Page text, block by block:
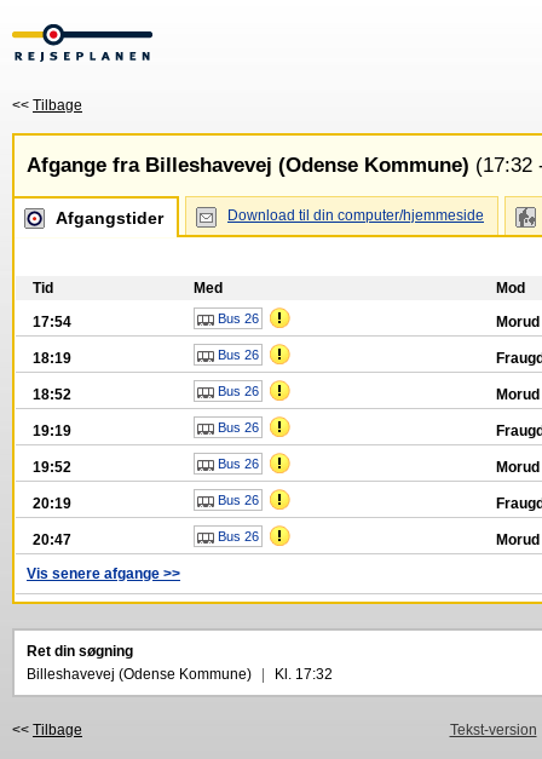
<< Tilbage
Afgange fra Billeshavevej (Odense Kommune) (17:32
Afgangstider Download til din computer/hjemmeside
Tid Med
Mod
17:54
Bus 26 Morud
18:19 Bus 26
18:52 Bus 26 Morud
19:19 Bus 26
19:52 Bus 26 Morud
20:19 Bus 26
20:47 Bus 26
Morud
Vis senere afgange >>
Ret din søgning
Billeshavevej (Odense Kommune)
Kl. 17:32
<< Tilbage Tekst-version